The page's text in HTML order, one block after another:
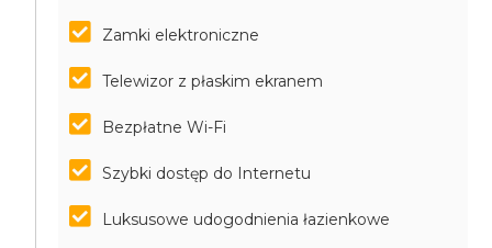
Zamki elektroniczne
Telewizor z płaskim ekranem
Bezpłatne Wi-Fi
Szybki dostęp do Internetu
Luksusowe udogodnienia łazienkowe